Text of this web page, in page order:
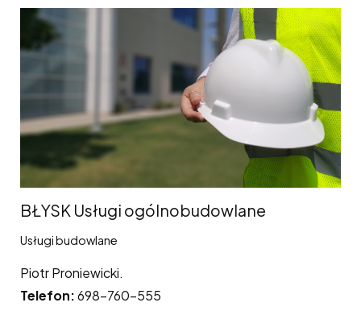
BŁYSK Usługi ogólnobudowlane
Usługi budowlane
Piotr Proniewicki.
Telefon:698-760-555